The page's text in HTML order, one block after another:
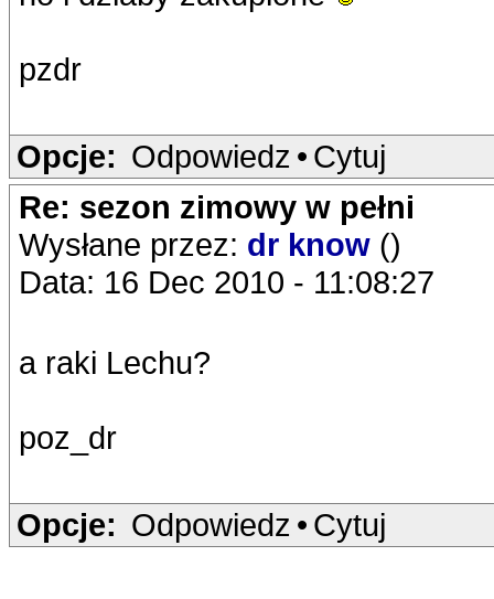
pzdr
Opcje: Odpowiedz • Cytuj
Re: sezon zimowy w pełni
Wysłane przez: dr know ()
Data: 16 Dec 2010 - 11:08:27
a raki Lechu?
poz_dr
Opcje: Odpowiedz • Cytuj